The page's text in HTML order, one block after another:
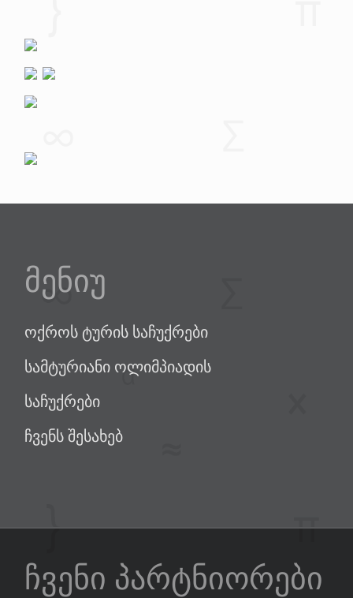
მენიუ
ოქროს ტურის საჩუქრები
სამტურიანი ოლიმპიადის
საჩუქრები
ჩვენს შესახებ
ჩვენი პარტნიორები